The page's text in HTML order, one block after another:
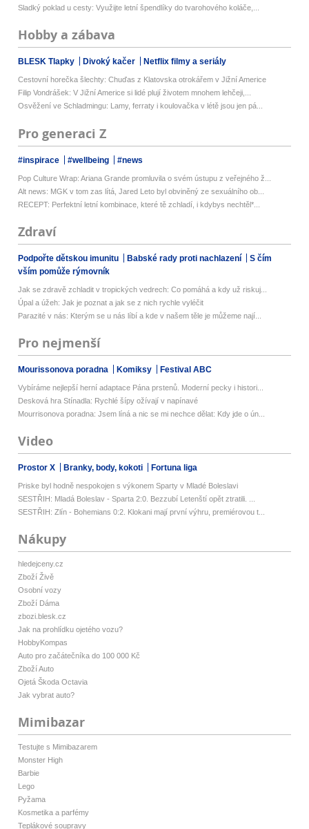
Sladký poklad u cesty: Využijte letní špendlíky do tvarohového koláče,...
Hobby a zábava
BLESK Tlapky Divoký kačer Netflix filmy a seriály
Cestovní horečka šlechty: Chuďas z Klatovska otrokářem v Jižní Americe
Filip Vondrášek: V Jižní Americe si lidé plují životem mnohem lehčeji,...
Osvěžení ve Schladmingu: Lamy, ferraty i koulovačka v létě jsou jen pá...
Pro generaci Z
#inspirace #wellbeing #news
Pop Culture Wrap: Ariana Grande promluvila o svém ústupu z veřejného ž...
Alt news: MGK v tom zas lítá, Jared Leto byl obviněný ze sexuálního ob...
RECEPT: Perfektní letní kombinace, které tě zchladí, i kdybys nechtěl*...
Zdraví
Podpořte dětskou imunitu Babské rady proti nachlazení
S čím
vším pomůže rýmovník
Jak se zdravě zchladit v tropických vedrech: Co pomáhá a kdy už riskuj...
Úpal a úžeh: Jak je poznat a jak se z nich rychle vyléčit
Parazité v nás: Kterým se u nás líbí a kde v našem těle je můžeme nají...
Pro nejmenší
Mourissonova poradna Komiksy Festival ABC
Vybíráme nejlepší herní adaptace Pána prstenů. Moderní pecky i histori...
Desková hra Stínadla: Rychlé šípy ožívají v napínavé
Mourrisonova poradna: Jsem líná a nic se mi nechce dělat: Kdy jde o ún...
Video
Prostor X Branky, body, kokoti Fortuna liga
Priske byl hodně nespokojen s výkonem Sparty v Mladé Boleslavi
SESTŘIH: Mladá Boleslav - Sparta 2:0. Bezzubí Letenští opět ztratili. ...
SESTŘIH: Zlín - Bohemians 0:2. Klokani mají první výhru, premiérovou t...
Nákupy
hledejceny.cz
Zboží Živě
Osobní vozy
Zboží Dáma
zbozi.blesk.cz
Jak na prohlídku ojetého vozu?
HobbyKompas
Auto pro začátečníka do 100 000 Kč
Zboží Auto
Ojetá Škoda Octavia
Jak vybrat auto?
Mimibazar
Testujte s Mimibazarem
Monster High
Barbie
Lego
Pyžama
Kosmetika a parfémy
Teplákové soupravy